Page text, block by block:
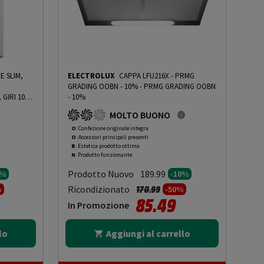
SLIM,
GIRI 1000
ROCN
da
ELECTROLUX CAPPA LFU216X - PRMG
GRADING OOBN - 10%- PRMG GRADING OOBN
- 10%
MOLTO BUONO
O: Confezione originale integra
O: Accessori principali presenti
B: Estetica prodotto ottima
N: Prodotto funzionante
Prodotto Nuovo 189.99 -10%
Ricondizionato Prezzo ridotto da
170.99a-50%
In Promozione 85.49
Aggiungi al carrello